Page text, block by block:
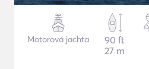
Motorová jachta
90 ft
27 m